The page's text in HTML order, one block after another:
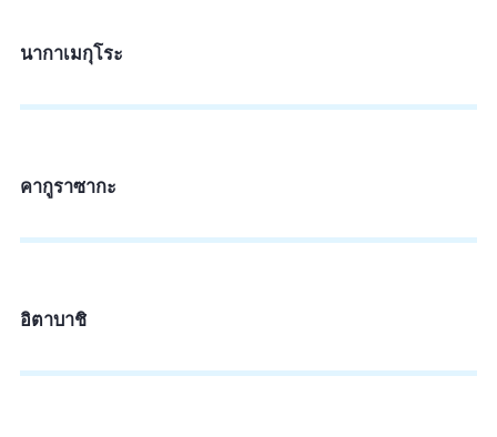
นากาเมกุโระ
คากูราซากะ
อิตาบาชิ